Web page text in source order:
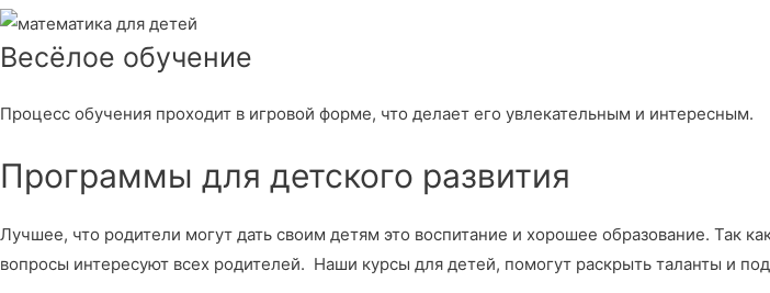
Весёлое обучение
Процесс обучения проходит в игровой форме, что делает его увлекательным и интересным.
Программы для детского развития
Лучшее, что родители могут дать своим детям это воспитание и хорошее образование. Так
вопросы интересуют всех родителей. Наши курсы для детей, помогут раскрыть таланты и